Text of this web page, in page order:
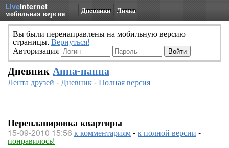
LiveInternet
мобильная версия Дневники Личка
Вы были перенаправлены на мобильную версию
страницы. Вернуться!
Авторизация
Дневник Аппа-паппа
Лента друзей -Дневник-Полная версия
Перепланировка квартиры
15-09-2010 15:56 к комментариям-к полной версии -
понравилось!